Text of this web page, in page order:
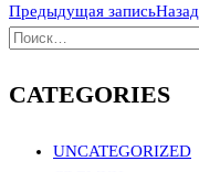
Предыдущая записьНазад
CATEGORIES
UNCATEGORIZED